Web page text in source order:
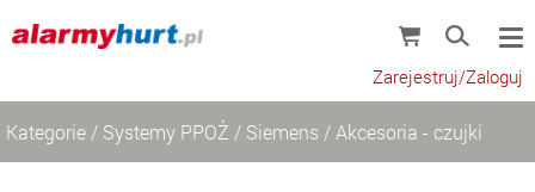
Zarejestruj/Zaloguj
Kategorie / Systemy PPOŻ / Siemens / Akcesoria - czujki